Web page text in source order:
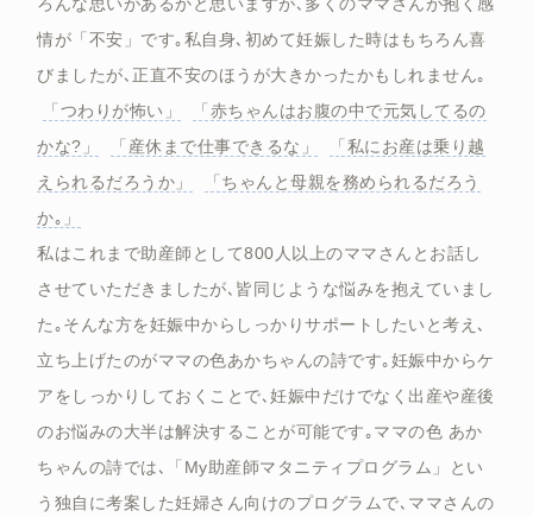
ろんな思いがあるかと思いますが､多くのママさんが抱く感
情が「不安」です｡私自身､初めて妊娠した時はもちろん喜
びましたが､正直不安のほうが大きかったかもしれません｡
「つわりが怖い」
「赤ちゃんはお腹の中で元気してるの
かな?」
「産休まで仕事できるな」
「私にお産は乗り越
えられるだろうか」
「ちゃんと母親を務められるだろう
か｡」
私はこれまで助産師として800人以上のママさんとお話し
させていただきましたが､皆同じような悩みを抱えていまし
た｡そんな方を妊娠中からしっかりサポートしたいと考え､
立ち上げたのがママの色あかちゃんの詩です｡妊娠中からケ
アをしっかりしておくことで､妊娠中だけでなく出産や産後
のお悩みの大半は解決することが可能です｡ママの色 あか
ちゃんの詩では､「My助産師マタニティプログラム」とい
う独自に考案した妊婦さん向けのプログラムで､ママさんの